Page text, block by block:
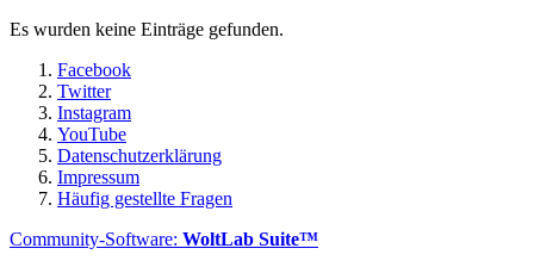
Es wurden keine Einträge gefunden.
Facebook
Twitter
Instagram
YouTube
Datenschutzerklärung
Impressum
Häufig gestellte Fragen
Community-Software: WoltLab Suite™